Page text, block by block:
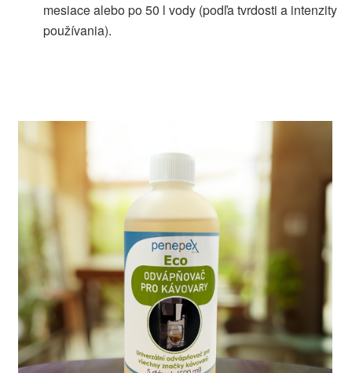
mesiace alebo po 50 l vody (podľa tvrdosti a intenzity
používania).